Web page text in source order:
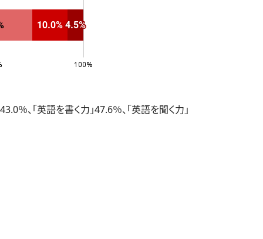
、「英語を書く力」47.6％、「英語を聞く力」